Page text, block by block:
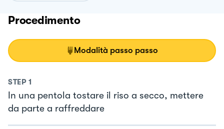
Procedimento
Modalità passo passo
STEP 1
In una pentola tostare il riso a secco, mettere
da parte a raffreddare